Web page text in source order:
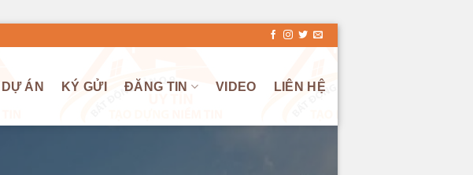
DỰ ÁN KÝ GỬI ĐĂNG TIN VIDEO LIÊN HỆ